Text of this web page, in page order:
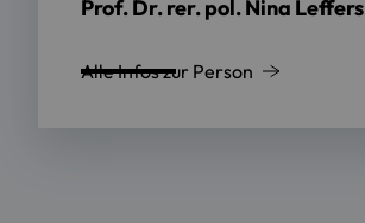
Prof. Dr. rer. pol. Nina Leffers
Alle Infos zur Person